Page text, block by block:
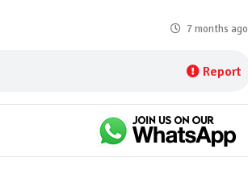
7 months ago
Report